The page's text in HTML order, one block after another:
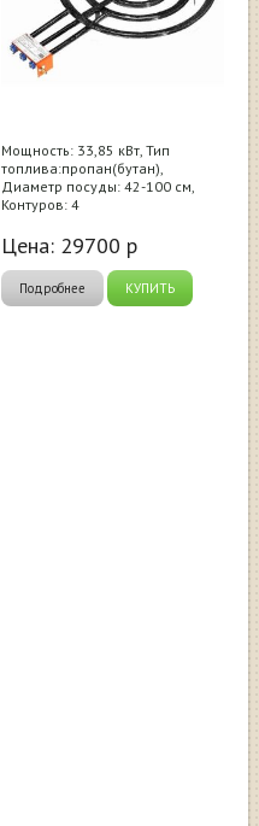
Мощность: 33,85 кВт, Тип
топлива:пропан(бутан),
Диаметр посуды: 42-100 см,
Контуров: 4
Цена: 29700 р
Подробнее КУПИТЬ